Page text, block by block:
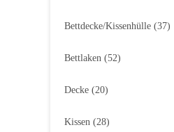
Bettdecke/Kissenhülle (37)
Bettlaken (52)
Decke (20)
Kissen (28)